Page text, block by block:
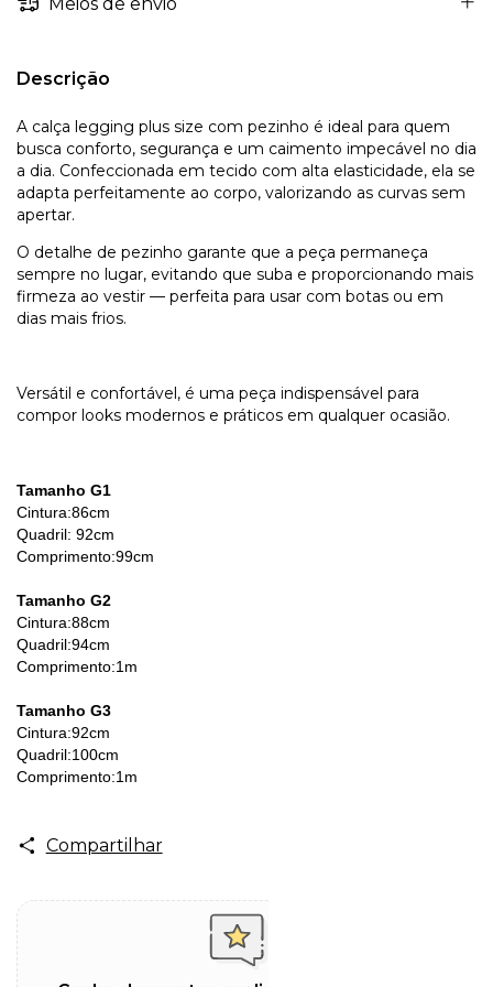
Descrição
A calça legging plus size com pezinho é ideal para quem
busca conforto, segurança e um caimento impecável no dia
a dia. Confeccionada em tecido com alta elasticidade, ela se
adapta perfeitamente ao corpo, valorizando as curvas sem
apertar.
O detalhe de pezinho garante que a peça permaneça
sempre no lugar, evitando que suba e proporcionando mais
firmeza ao vestir — perfeita para usar com botas ou em
dias mais frios.
Versátil e confortável, é uma peça indispensável para
compor looks modernos e práticos em qualquer ocasião.
Tamanho G1
Cintura:86cm
Quadril: 92cm
Comprimento:99cm
Tamanho G2
Cintura:88cm
Quadril:94cm
Comprimento:1m
Tamanho G3
Cintura:92cm
Quadril:100cm
Comprimento:1m
Compartilhar